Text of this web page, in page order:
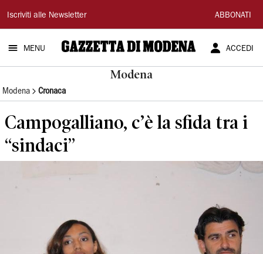
Gazzetta
di
Modena
Iscriviti alle Newsletter ABBONATI
MENU ACCEDI
Modena
Modena Cronaca
Campogalliano, c’è la sfida tra i
“sindaci”